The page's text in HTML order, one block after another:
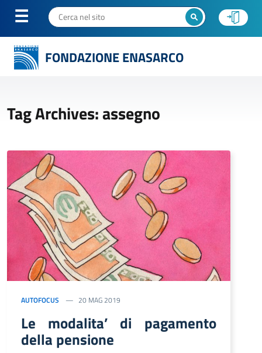
FONDAZIONE ENASARCO
Tag Archives: assegno
AUTOFOCUS 20 MAG 2019
Le modalita’ di pagamento
della pensione